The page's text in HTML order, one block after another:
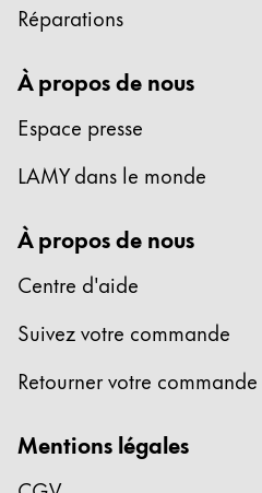
EnglishKhmer
Malaysia
Moyen-Orient
Océanie
Réparations
À propos de nous
Espace presse
LAMY dans le monde
À propos de nous
Centre d'aide
Suivez votre commande
Retourner votre commande
Mentions légales